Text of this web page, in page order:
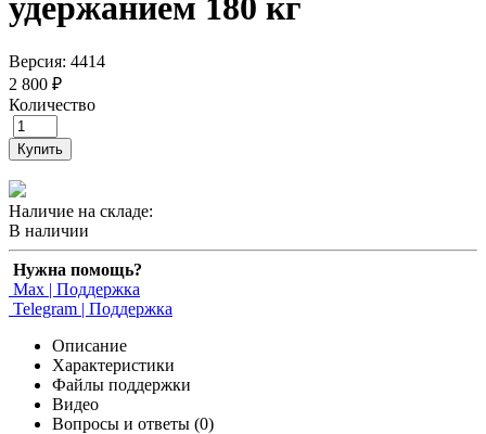
удержанием 180 кг
Версия: 4414
2 800 ₽
Количество
Купить
Наличие на складе:
В наличии
Нужна помощь?
Max | Поддержка
Telegram | Поддержка
Описание
Характеристики
Файлы поддержки
Видео
Вопросы и ответы (0)